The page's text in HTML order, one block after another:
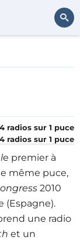
4 radios sur 1 puce
le premier à
même puce,
2010
(Espagne).
une radio
et un